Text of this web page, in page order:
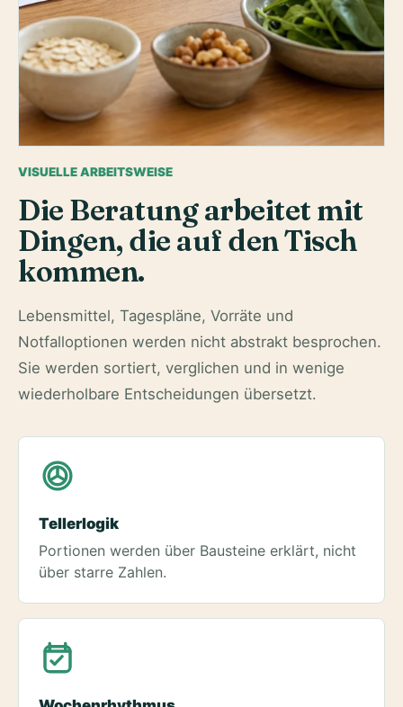
Wochenplanung wird sichtbar: Mahlzeiten,
zusammen betrachtet.
VISUELLE ARBEITSWEISE
Die Beratung arbeitet mit
Dingen, die auf den Tisch
kommen.
Lebensmittel, Tagespläne, Vorräte und
Notfalloptionen werden nicht abstrakt besprochen.
Sie werden sortiert, verglichen und in wenige
wiederholbare Entscheidungen übersetzt.
Tellerlogik
Portionen werden über Bausteine erklärt, nicht
über starre Zahlen.